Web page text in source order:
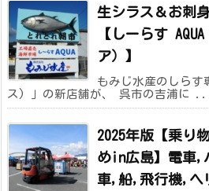
生シラス＆お刺
【しーらす
ア）】
もみじ水産のしらす
ス) 」の新店舗が、 呉市の吉浦に ...
2025年版【乗り
めin広島】電車,
車,船,飛行機,ヘ